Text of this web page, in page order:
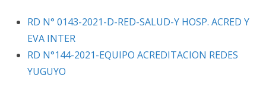
RD N° 0143-2021-D-RED-SALUD-Y HOSP. ACRED Y
EVA INTER
RD N°144-2021-EQUIPO ACREDITACION REDES
YUGUYO